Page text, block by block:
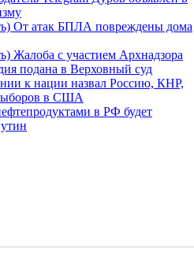
От атак БПЛА повреждены дома
Жалоба с участием Архнадзора
подана в Верховный суд
к нации назвал Россию, КНР,
в США
в РФ будет